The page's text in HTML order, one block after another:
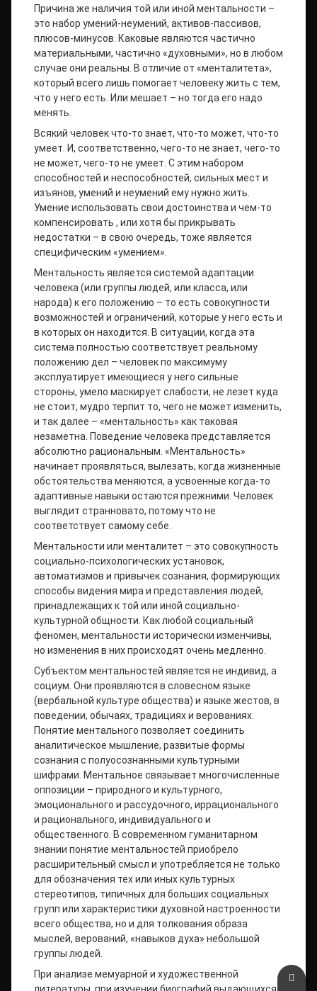
Причина же наличия той или иной ментальности –
это набор умений-неумений, активов-пассивов,
плюсов-минусов. Каковые являются частично
материальными, частично «духовными», но в любом
случае они реальны. В отличие от «менталитета»,
который всего лишь помогает человеку жить с тем,
что у него есть. Или мешает – но тогда его надо
менять.
Всякий человек что-то знает, что-то может, что-то
умеет. И, соответственно, чего-то не знает, чего-то
не может, чего-то не умеет. С этим набором
способностей и неспособностей, сильных мест и
изъянов, умений и неумений ему нужно жить.
Умение использовать свои достоинства и чем-то
компенсировать , или хотя бы прикрывать
недостатки – в свою очередь, тоже является
специфическим «умением».
Ментальность является системой адаптации
человека (или группы людей, или класса, или
народа) к его положению – то есть совокупности
возможностей и ограничений, которые у него есть и
в которых он находится. В ситуации, когда эта
система полностью соответствует реальному
положению дел – человек по максимуму
эксплуатирует имеющиеся у него сильные
стороны, умело маскирует слабости, не лезет куда
не стоит, мудро терпит то, чего не может изменить,
и так далее – «ментальность» как таковая
незаметна. Поведение человека представляется
абсолютно рациональным. «Ментальность»
начинает проявляться, вылезать, когда жизненные
обстоятельства меняются, а усвоенные когда-то
адаптивные навыки остаются прежними. Человек
выглядит странновато, потому что не
соответствует самому себе.
Ментальности или менталитет – это совокупность
социально-психологических установок,
автоматизмов и привычек сознания, формирующих
способы видения мира и представления людей,
принадлежащих к той или иной социально-
культурной общности. Как любой социальный
феномен, ментальности исторически изменчивы,
но изменения в них происходят очень медленно.
Субъектом ментальностей является не индивид, а
социум. Они проявляются в словесном языке
(вербальной культуре общества) и языке жестов, в
поведении, обычаях, традициях и верованиях.
Понятие ментального позволяет соединить
аналитическое мышление, развитые формы
сознания с полуосознанными культурными
шифрами. Ментальное связывает многочисленные
оппозиции – природного и культурного,
эмоционального и рассудочного, иррационального
и рационального, индивидуального и
общественного. В современном гуманитарном
знании понятие ментальностей приобрело
расширительный смысл и употребляется не только
для обозначения тех или иных культурных
стереотипов, типичных для больших социальных
групп или характеристики духовной настроенности
всего общества, но и для толкования образа
мыслей, верований, «навыков духа» небольшой
группы людей.
При анализе мемуарной и художественной